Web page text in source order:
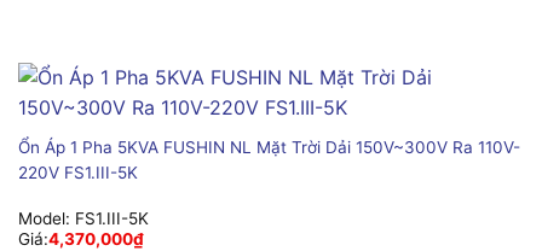
Ổn Áp 1 Pha 5KVA FUSHIN NL Mặt Trời Dải 150V~300V Ra 110V-
220V FS1.III-5K
Model: FS1.III-5K
Giá:4,370,000₫